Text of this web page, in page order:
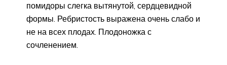
помидоры слегка вытянутой, сердцевидной
формы. Ребристость выражена очень слабо и
не на всех плодах. Плодоножка с
сочленением.